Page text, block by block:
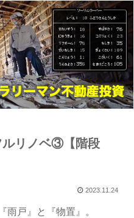
ルリノベ③【階段
2023.11.24
雨戸』と『物置』。